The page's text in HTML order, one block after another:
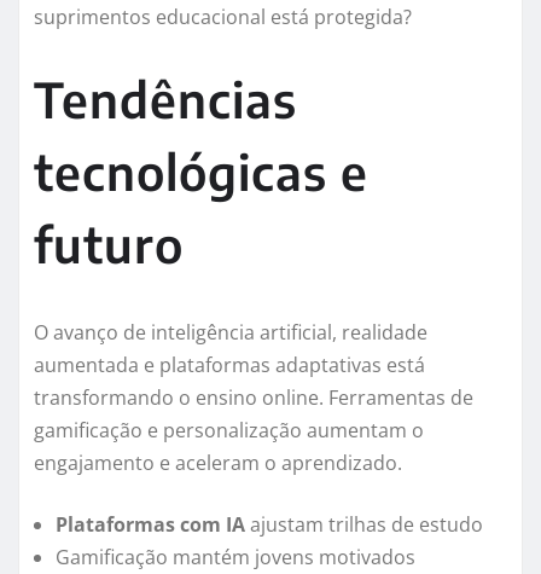
suprimentos educacional está protegida?
Tendências
tecnológicas e
futuro
O avanço de inteligência artificial, realidade
aumentada e plataformas adaptativas está
transformando o ensino online. Ferramentas de
gamificação e personalização aumentam o
engajamento e aceleram o aprendizado.
Plataformas com IAajustam trilhas de estudo
Gamificação mantém jovens motivados